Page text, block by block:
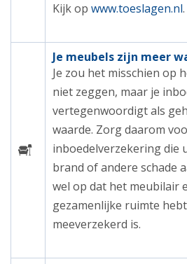
Kijk op www.toeslagen.nl.
Je meubels zijn meer
Je zou het misschien op
niet zeggen, maar je
vertegenwoordigt als
waarde. Zorg daarom
inboedelverzekering die
brand of andere schade
wel op dat het meubilair
gezamenlijke ruimte
meeverzekerd is.